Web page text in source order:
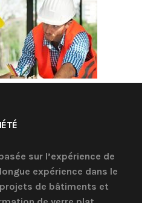
sur l’expérience de
expérience dans le
de bâtiments et